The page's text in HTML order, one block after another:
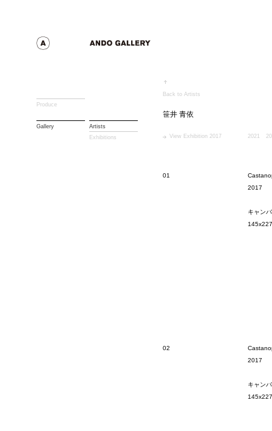
Produce
Gallery
Artists
Exhibitions
Back to Artists
笹井 青依
View Exhibition 2017 2021
01
2017
キャン
02
2017
キャン